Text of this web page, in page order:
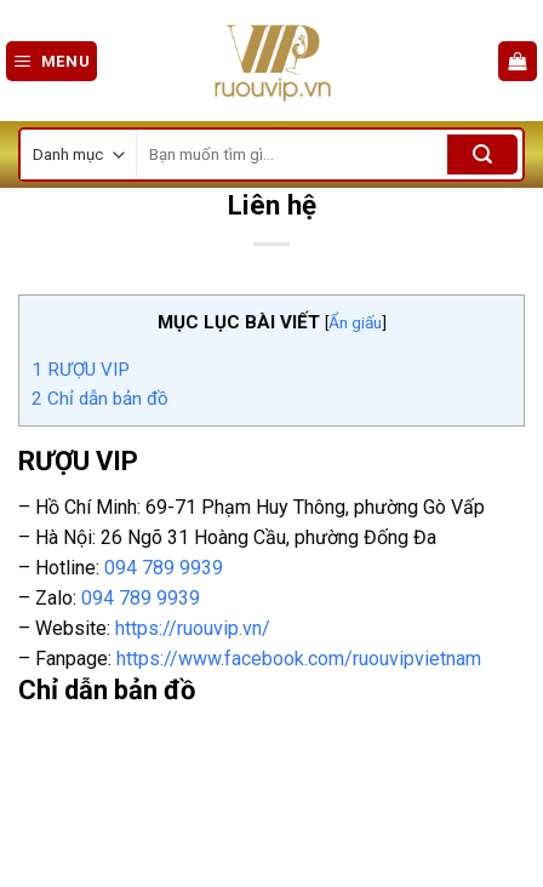
to
content
MENU
kiếm:
Liên hệ
MỤC LỤC BÀI VIẾT [Ẩn giấu]
1 RƯỢU VIP
2 Chỉ dẫn bản đồ
RƯỢU VIP
– Hồ Chí Minh: 69-71 Phạm Huy Thông, phường Gò Vấp
– Hà Nội: 26 Ngõ 31 Hoàng Cầu, phường Đống Đa
– Hotline: 094 789 9939
– Zalo: 094 789 9939
– Website: https://ruouvip.vn/
– Fanpage: https://www.facebook.com/ruouvipvietnam
Chỉ dẫn bản đồ